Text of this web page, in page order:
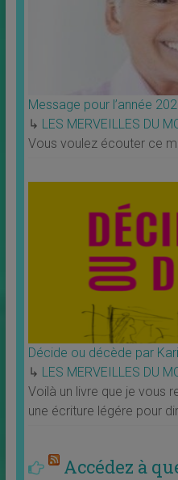
Message pour l’année
↳ LES MERVEILLES DU
Vous voulez écouter ce
Décide ou décède par
↳ LES MERVEILLES DU
Voilà un livre que je vous
une écriture légére pour
Accédez à